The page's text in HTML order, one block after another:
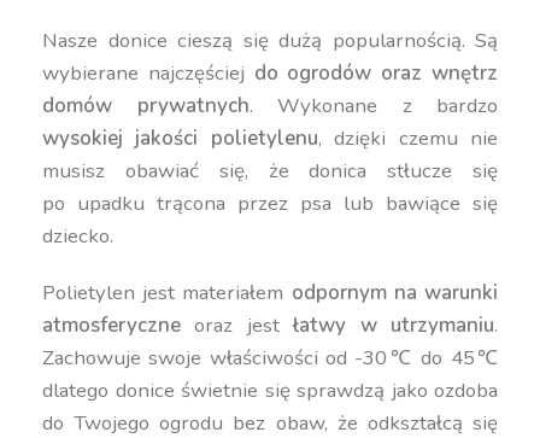
Nasze donice cieszą się dużą popularnością. Są
wybierane najczęściej do ogrodów oraz wnętrz
domów prywatnych. Wykonane z bardzo
wysokiej jakości polietylenu, dzięki czemu nie
musisz obawiać się, że donica stłucze się
po upadku trącona przez psa lub bawiące się
dziecko.
Polietylen jest materiałem odpornym na warunki
atmosferyczne oraz jestłatwy w utrzymaniu.
Zachowuje swoje właściwości od -30℃ do 45℃
dlatego donice świetnie się sprawdzą jako ozdoba
do Twojego ogrodu bez obaw, że odkształcą się